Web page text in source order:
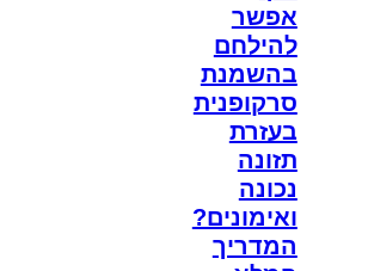
אפשר
להילחם
בהשמנת
סרקופנית
בעזרת
תזונה
נכונה
ואימונים?
המדריך